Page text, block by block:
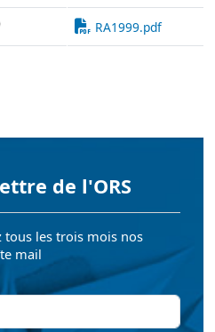
Document
RA1999.pdf
de l'ORS
tous les trois mois nos
mail